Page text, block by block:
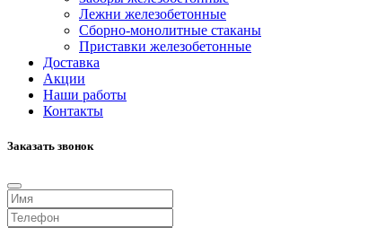
Лежни железобетонные
Сборно-монолитные стаканы
Приставки железобетонные
Доставка
Акции
Наши работы
Контакты
Заказать звонок